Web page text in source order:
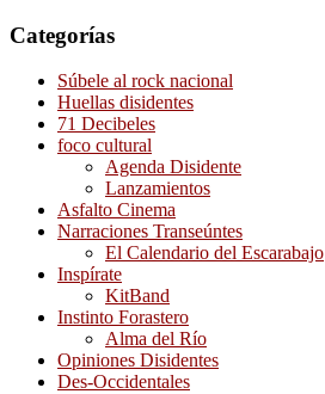
Categorías
Súbele al rock nacional
Huellas disidentes
71 Decibeles
foco cultural
Agenda Disidente
Lanzamientos
Asfalto Cinema
Narraciones Transeúntes
El Calendario del Escarabajo
Inspírate
KitBand
Instinto Forastero
Alma del Río
Opiniones Disidentes
Des-Occidentales